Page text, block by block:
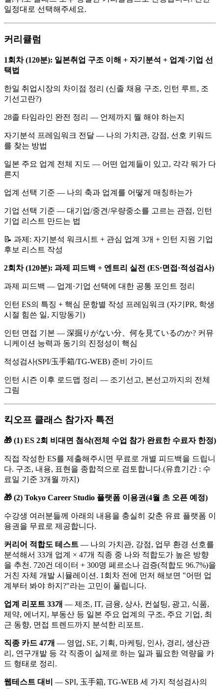
일정대로 선택해주세요.
커리큘럼
1회차 (120분): 일본취업 구조 이해 + 자기분석 + 업계·기업 선
택법
한일 취업시장의 차이점 정리 (신졸 채용 구조, 인턴 루트, 조
기선고란?)
28졸 타임라인 완전 정리 — 언제까지 뭘 해야 하는지
자기분석 프레임워크 전달 — 나의 가치관, 강점, 선호 키워드
를 찾는 방법
일본 주요 업계 전체 지도 — 어떤 업계들이 있고, 각각 뭐가 다
른지
업계 선택 기준 — 나의 축과 업계를 어떻게 매칭하는가
기업 선택 기준 — 대기업/중견/우량중소를 고르는 관점, 인턴
기업 리스트 만드는 법
📝 과제: 자기분석 워크시트 + 관심 업계 3개 + 인턴 지원 기업
후보 리스트 작성
2회차 (120분): 과제 피드백 + 엔트리 실전 (ES·면접·적성검사)
과제 피드백 — 업계·기업 선택에 대한 공통 포인트 정리
인턴 ES의 특징 + 핵심 문항별 작성 프레임워크 (자기PR, 학생
시절 힘쓴 일, 지망동기)
인턴 면접 기본 — 深掘りがない分、何を見ているのか? 커뮤
니케이션 능력과 동기의 진정성이 핵심
적성검사(SPI/玉手箱/TG-WEB) 준비 가이드
인턴 시즌 이후 로드맵 정리 — 조기선고, 본선고까지의 전체
그림
킥오프 클래스 참가자 특전
🎁 (1) ES 2회 비대면 첨삭(전체 수업 참가 완료한 수료자 한정)
직접 작성한 ES를 제출해주시면 무료로 개별 피드백을 드립니
다. 구조, 내용, 표현을 종합적으로 검토합니다.(유효기간 : 수
료일 기준 3개월 까지)
🎁 (2) Tokyo Career Studio 플랫폼 이용권(4월 초 오픈 예정)
수강생 여러분들께 아래의 내용을 충실히 갖춘 유료 플랫폼 이
용권을 무료로 제공합니다.
커리어 적합도 테스트 — 나의 가치관, 강점, 업무 환경 선호를
분석해서 33개 업계 × 47개 직종 중 나와 적합도가 높은 방향
을 추천. 720건 데이터 + 300명 페르소나 검증(적합도 96.7%)을
거친 자체 개발 시뮬레이션. 1회차 전에 먼저 해보면 "어떤 업
계부터 봐야 하지?"라는 고민이 풀립니다.
업계 리포트 33개 — 제조, IT, 금융, 상사, 컨설팅, 광고, 식품,
제약, 에너지, 부동산 등 일본 주요 업계의 구조, 주요 기업, 최
근 동향, 면접 트렌드까지 분석한 리포트.
직종 카드 47개 — 영업, SE, 기획, 마케팅, 인사, 경리, 생산관
리, 연구개발 등 각 직종이 실제로 하는 일과 필요한 역량을 카
드 형태로 정리.
웹테스트 대비 — SPI, 玉手箱, TG-WEB 세 가지 적성검사의